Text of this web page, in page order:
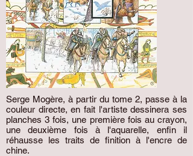
Serge Mogère, à partir du tome 2, passe à la
couleur directe, en fait l'artiste dessinera ses
planches 3 fois, une première fois au crayon,
une deuxième fois à l'aquarelle, enfin il
réhausse les traits de finition à l'encre de
chine.